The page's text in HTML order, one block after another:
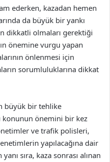
ederken, kazadan hemen
da büyük bir yankı
dikkatli olmaları gerektiği
önemine vurgu yapan
önlenmesi için
sorumluluklarına dikkat
büyük bir tehlike
önemini bir kez
ve trafik polisleri,
yapılacağına dair
sıra, kaza sonrası alınan